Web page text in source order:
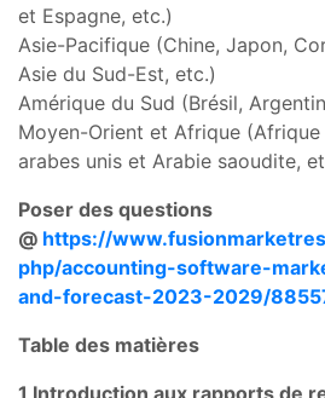
et Espagne, etc.)
Asie-Pacifique (Chine, Japon,
Asie du Sud-Est, etc.)
Amérique du Sud (Brésil,
Moyen-Orient et Afrique (Afrique
arabes unis et Arabie saoudite,
Poser des questions
@ https://
php/accounting-software-
and-forecast-2023-2029/
Table des matières
1 Introduction aux rapports de